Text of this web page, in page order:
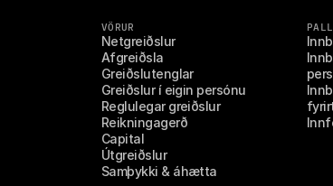
VÖRUR
Netgreiðslur
Afgreiðsla
Greiðslutenglar
Greiðslur í eigin persónu
Reglulegar greiðslur
Reikningagerð
Capital
Útgreiðslur
Samþykki & áhætta